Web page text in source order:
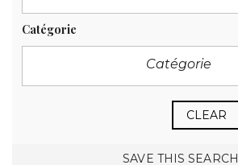
Catégorie
Catégorie
CLEAR
SAVE THIS SEARCH